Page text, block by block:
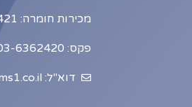
מכירות חומרה: 03-6362421
פקס: 03-6362420
דוא"ל: info@cms1.co.il